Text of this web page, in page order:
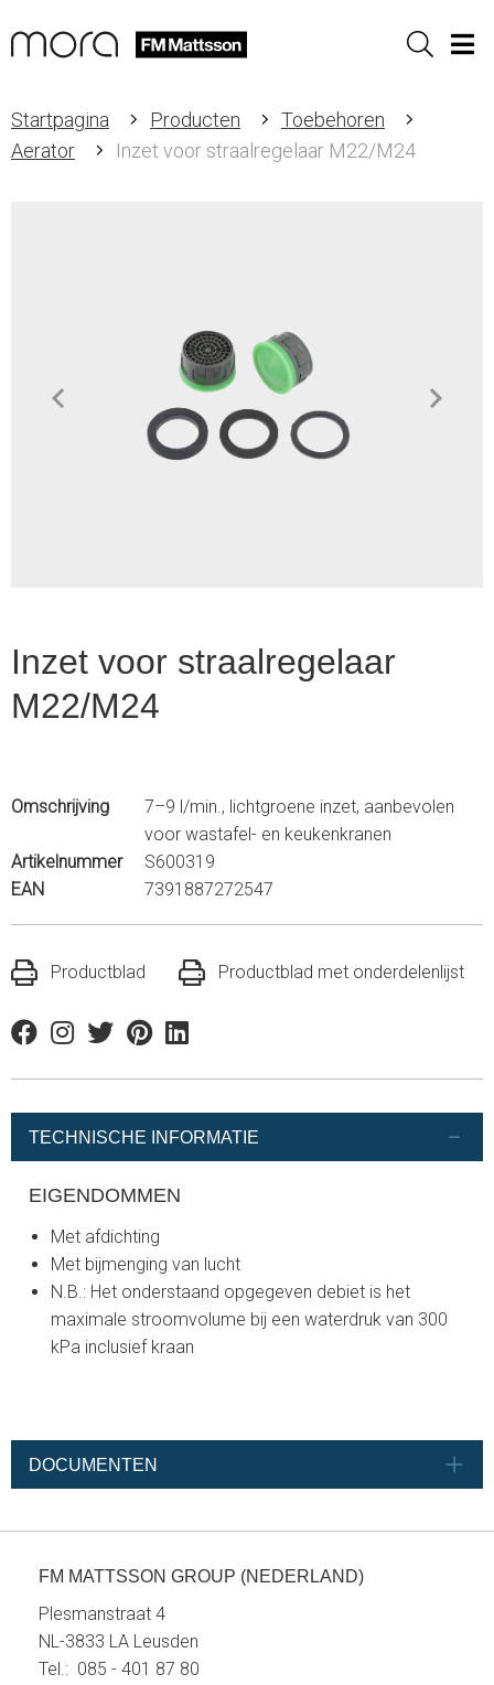
Sök
Startpagina Producten
Toebehoren
Aerator
Inzet voor straalregelaar M22/M24
Inzet voor straalregelaar
M22/M24
Omschrijving
7–9 l/min., lichtgroene inzet, aanbevolen
voor wastafel- en keukenkranen
Artikelnummer
S600319
EAN
7391887272547
Productblad Productblad met onderdelenlijst
FacebookInstagram
TwitterPinterestLinkedin
TECHNISCHE INFORMATIE
EIGENDOMMEN
Met afdichting
Met bijmenging van lucht
N.B.: Het onderstaand opgegeven debiet is het
maximale stroomvolume bij een waterdruk van 300
kPa inclusief kraan
DOCUMENTEN
FM MATTSSON GROUP (NEDERLAND)
Plesmanstraat 4
NL-3833 LA Leusden
Tel.: 085 - 401 87 80